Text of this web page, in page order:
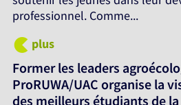
professionnel. Comme...
plus
Former les leaders
ProRUWA/UAC organise la
des meilleurs étudiants de la